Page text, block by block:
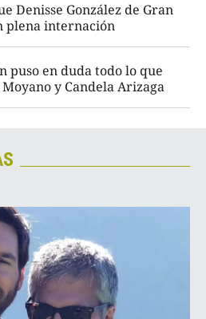
Denisse González de Gran
plena internación
puso en duda todo lo que
y Candela Arizaga